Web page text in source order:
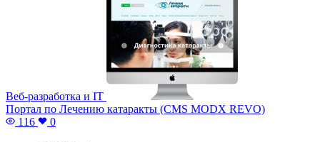
Веб-разработка и IT
Портал по Лечению катаракты (CMS MODX REVO)
116
0